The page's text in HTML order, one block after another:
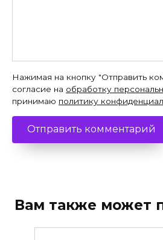
Нажимая на кнопку "Отправить
согласие на обработку
принимаю политику
Вам также может